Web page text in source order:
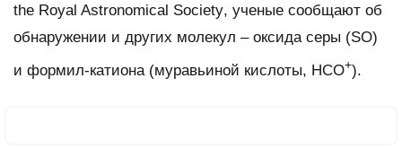
the Royal Astronomical Society, ученые сообщают об
обнаружении и других молекул – оксида серы (SO)
и формил-катиона (муравьиной кислоты, HCO+).